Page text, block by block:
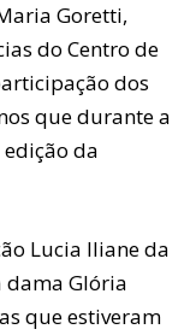
Goretti,
do Centro de
dos
que durante a
da
Lucia Iliane da
dama Glória
que estiveram